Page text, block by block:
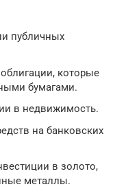
публичных
которые
бумагами.
в недвижимость.
на банковских
в золото,
металлы.